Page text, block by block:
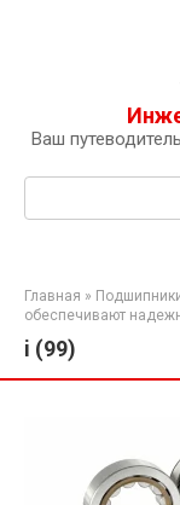
Ваш
Поиск:
Главная »
обеспечивают
i (99)